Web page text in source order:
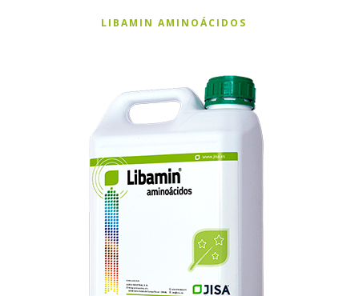
LIBAMIN AMINOÁCIDOS